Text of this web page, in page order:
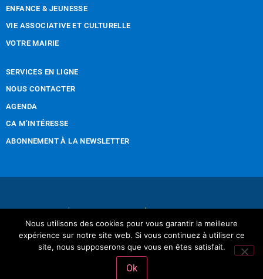
ENFANCE & JEUNESSE
VIE ASSOCIATIVE ET CULTURELLE
VOTRE MAIRIE
SERVICES EN LIGNE
NOUS CONTACTER
AGENDA
CA M’INTÉRESSE
ABONNEMENT À LA NEWSLETTER
Réalisation Tintamarre & Co
Nous utilisons des cookies pour vous garantir la meilleure
expérience sur notre site web. Si vous continuez à utiliser ce
site, nous supposerons que vous en êtes satisfait.
Ok